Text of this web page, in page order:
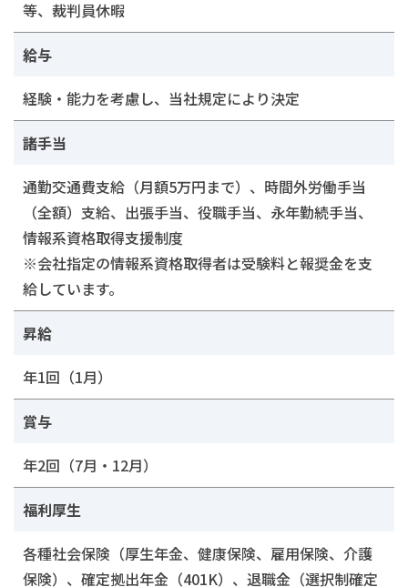
等、裁判員休暇
給与
経験・能力を考慮し、当社規定により決定
諸手当
通勤交通費支給（月額5万円まで）、時間外労働手当
（全額）支給、出張手当、役職手当、永年勤続手当、
情報系資格取得支援制度
※会社指定の情報系資格取得者は受験料と報奨金を支
給しています。
昇給
年1回（1月）
賞与
年2回（7月・12月）
福利厚生
各種社会保険（厚生年金、健康保険、雇用保険、介護
保険）、確定拠出年金（401K）、退職金（選択制確定